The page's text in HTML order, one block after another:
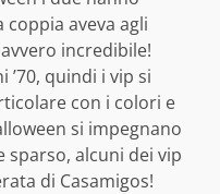
aveva agli
incredibile!
’70, quindi i vip si
con i colori e
si impegnano
sparso, alcuni dei vip
di Casamigos!